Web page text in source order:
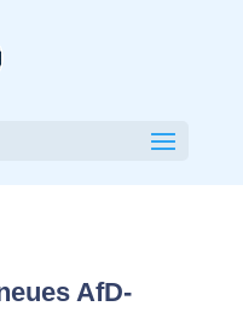
AfD-